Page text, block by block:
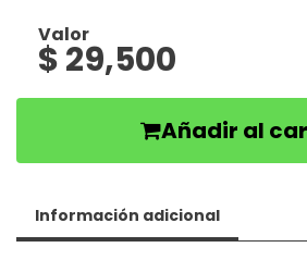
Valor
$ 29,500
Añadir al
Información adicional